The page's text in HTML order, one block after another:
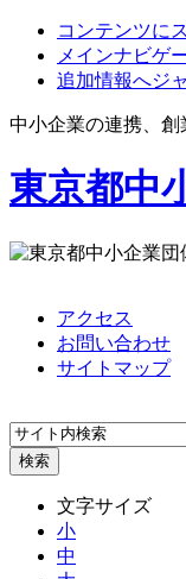
コンテンツに
メインナビゲ
追加情報へジ
中小企業の連携、創
東京都中
アクセス
お問い合わせ
サイトマップ
文字サイズ
小
中